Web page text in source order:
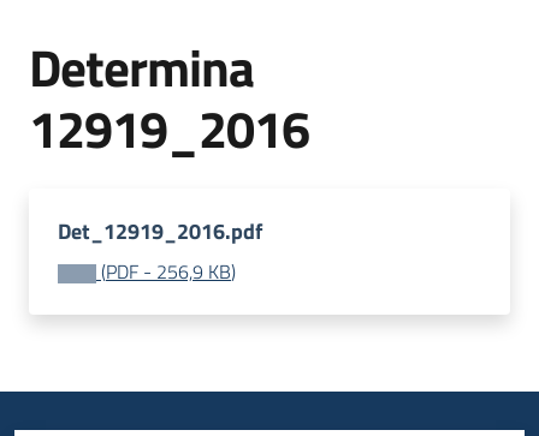
Accesso
Determina
12919_2016
Det_12919_2016.pdf
(PDF - 256,9 KB)